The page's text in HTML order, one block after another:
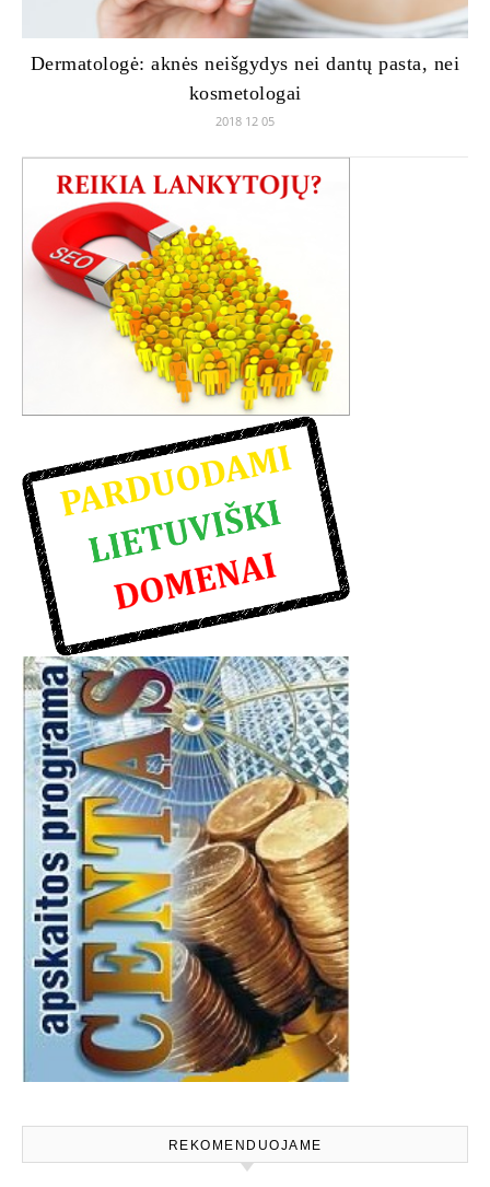
Dermatologė: aknės neišgydys nei dantų pasta, nei
kosmetologai
2018 12 05
REKOMENDUOJAME